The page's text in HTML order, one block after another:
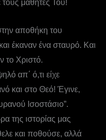
τους μαθητές Του!
αποθήκη του
έκαναν ένα σταυρό. Και
το Χριστό.
απ΄ ό,τι είχε
και στο Θεό! Έγινε,
Ισοστάσιο”.
της ιστορίας μας
και ποθούσε, αλλά